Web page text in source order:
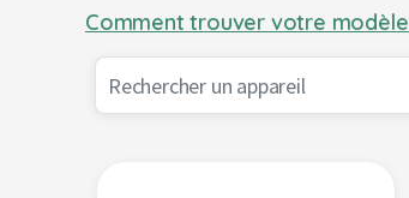
Comment trouver votre modèle